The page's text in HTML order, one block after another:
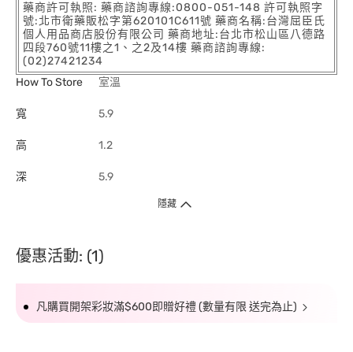
藥商許可執照: 藥商諮詢專線:0800-051-148 許可執照字
號:北市衛藥販松字第620101C611號 藥商名稱:台灣屈臣氏
個人用品商店股份有限公司 藥商地址:台北市松山區八德路
四段760號11樓之1、之2及14樓 藥商諮詢專線:
(02)27421234
How To Store
室溫
寬 5.9
高 1.2
深 5.9
隱藏
優惠活動: (1)
凡購買開架彩妝滿$600即贈好禮 (數量有限 送完為止)